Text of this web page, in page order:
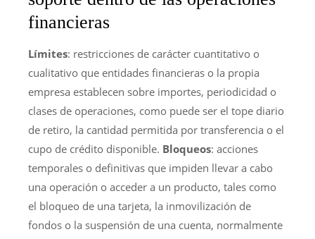
financieras
Límites: restricciones de carácter cuantitativo o
cualitativo que entidades financieras o la propia
empresa establecen sobre importes, periodicidad o
clases de operaciones, como puede ser el tope diario
de retiro, la cantidad permitida por transferencia o el
cupo de crédito disponible. Bloqueos: acciones
temporales o definitivas que impiden llevar a cabo
una operación o acceder a un producto, tales como
el bloqueo de una tarjeta, la inmovilización de
fondos o la suspensión de una cuenta, normalmente